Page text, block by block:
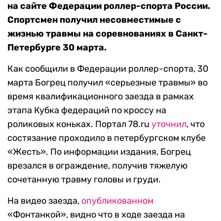
на сайте Федерации роллер-спорта России.
Спортсмен получил несовместимые с
жизнью травмы на соревнованиях в Санкт-
Петербурге 30 марта.
Как сообщили в Федерации роллер-спорта, 30
марта Богрец получил «серьезные травмы» во
время квалификационного заезда в рамках
этапа Кубка федераций по кроссу на
роликовых коньках. Портал 78.ru уточнил, что
состязание проходило в петербургском клубе
«Жесть». По информации издания, Богрец
врезался в ограждение, получив тяжелую
сочетанную травму головы и груди.
На видео заезда, опубликованном
«Фонтанкой», видно что в ходе заезда на